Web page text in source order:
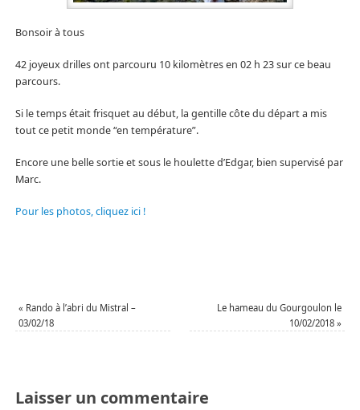
Bonsoir à tous
42 joyeux drilles ont parcouru 10 kilomètres en 02 h 23 sur ce beau
parcours.
Si le temps était frisquet au début, la gentille côte du départ a mis
tout ce petit monde “en température”.
Encore une belle sortie et sous le houlette d’Edgar, bien supervisé par
Marc.
Pour les photos, cliquez ici !
« Rando à l’abri du Mistral –
03/02/18
Le hameau du Gourgoulon le
10/02/2018»
Laisser un commentaire